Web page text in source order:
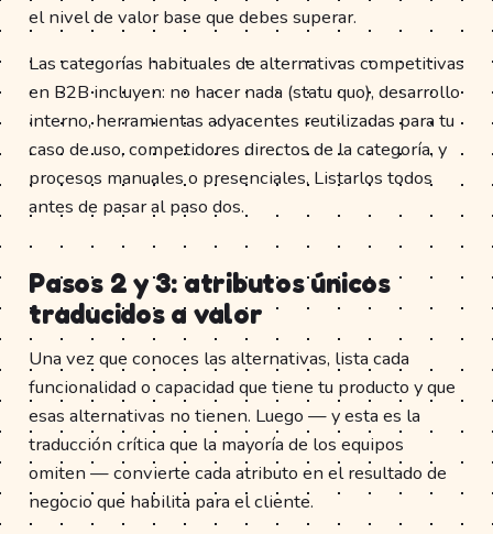
el nivel de valor base que debes superar.
Las categorías habituales de alternativas competitivas
en B2B incluyen: no hacer nada (statu quo), desarrollo
interno, herramientas adyacentes reutilizadas para tu
caso de uso, competidores directos de la categoría, y
procesos manuales o presenciales. Listarlos todos
antes de pasar al paso dos.
Pasos 2 y 3: atributos únicos
traducidos a valor
Una vez que conoces las alternativas, lista cada
funcionalidad o capacidad que tiene tu producto y que
esas alternativas no tienen. Luego — y esta es la
traducción crítica que la mayoría de los equipos
omiten — convierte cada atributo en el resultado de
negocio que habilita para el cliente.